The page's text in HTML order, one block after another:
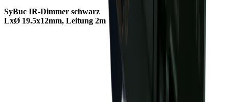
SyBuc IR-Dimmer schwarz
LxØ 19.5x12mm, Leitung 2m